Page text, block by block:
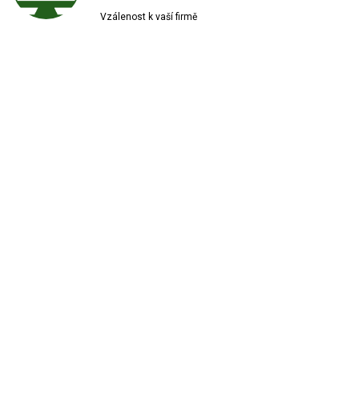
Vzálenost k vaší firmě